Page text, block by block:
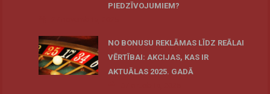
PIEDZĪVOJUMIEM?
NO BONUSU REKLĀMAS LĪDZ REĀLAI
VĒRTĪBAI: AKCIJAS, KAS IR
AKTUĀLAS 2025. GADĀ